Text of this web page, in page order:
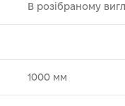
В розібраному
1000 мм